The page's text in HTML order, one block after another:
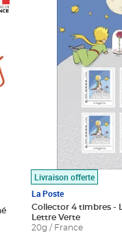
Livraison offerte
La Poste
Collector 4 timbres -
Lettre Verte
20g / France
Prix 7,50€